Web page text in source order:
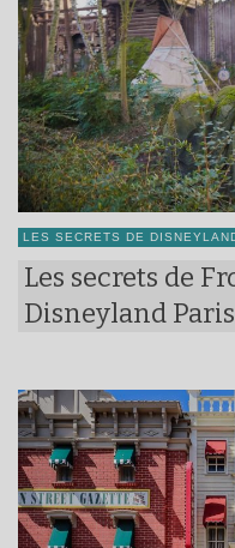
LES SECRETS DE
Les secrets de
Disneyland Paris